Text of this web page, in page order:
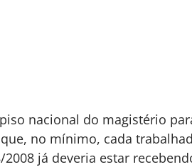
nacional do magistério
no mínimo, cada
2008 já deveria estar